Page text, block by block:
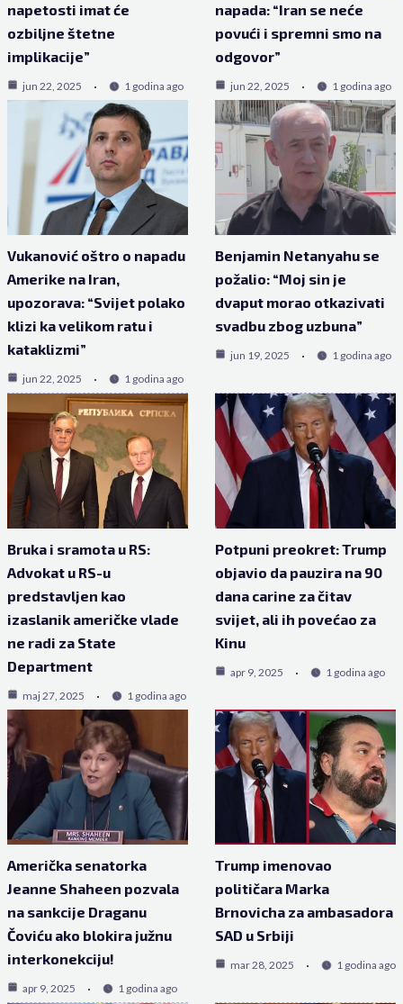
napetosti imat će
ozbiljne štetne
implikacije”
jun 22, 2025 1 godina ago
napada: “Iran se neće
povući i spremni smo na
odgovor”
jun 22, 2025 1 godina ago
Vukanović oštro o napadu
Amerike na Iran,
upozorava: “Svijet polako
klizi ka velikom ratu i
kataklizmi”
jun 22, 2025 1 godina ago
Benjamin Netanyahu se
požalio: “Moj sin je
dvaput morao otkazivati
svadbu zbog uzbuna”
jun 19, 2025 1 godina ago
Bruka i sramota u RS:
Advokat u RS-u
predstavljen kao
izaslanik američke vlade
ne radi za State
Department
maj 27, 2025 1 godina ago
Potpuni preokret: Trump
objavio da pauzira na 90
dana carine za čitav
svijet, ali ih povećao za
Kinu
apr 9, 2025 1 godina ago
Američka senatorka
Jeanne Shaheen pozvala
na sankcije Draganu
Čoviću ako blokira južnu
interkonekciju!
apr 9, 2025 1 godina ago
Trump imenovao
političara Marka
Brnovicha za ambasadora
SAD u Srbiji
mar 28, 2025 1 godina ago